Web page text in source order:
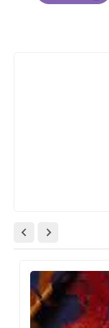
Email